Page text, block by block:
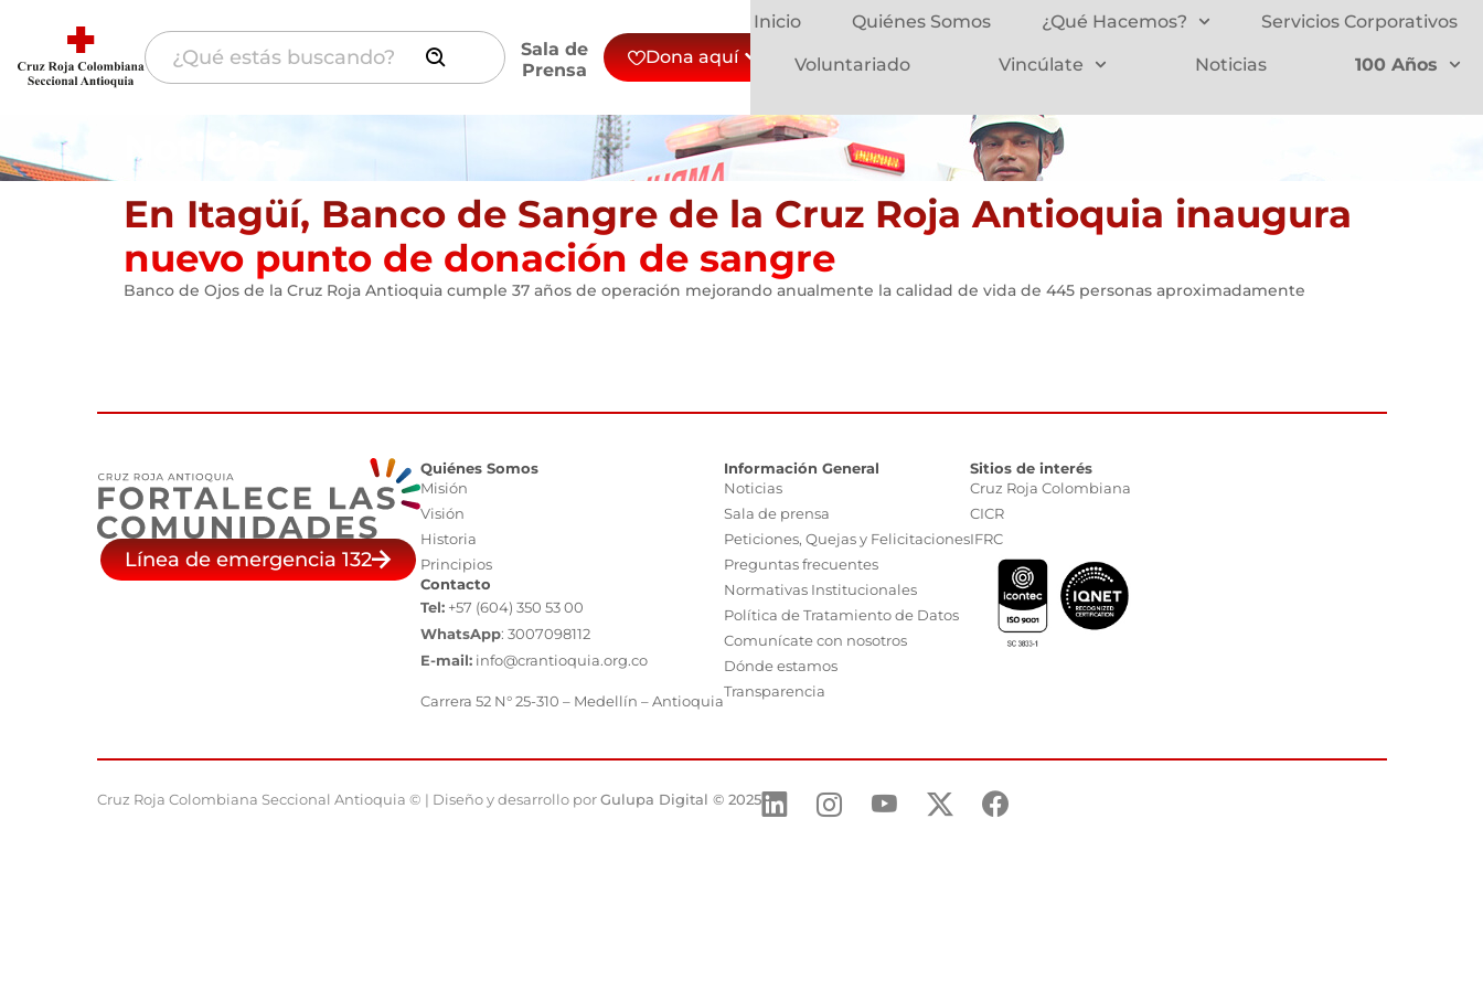
Sala de
Prensa
Dona aquí
Inicio Quiénes Somos ¿Qué Hacemos? Servicios Corporativos
Voluntariado Vincúlate Noticias 100 Años
Noticias
En Itagüí, Banco de Sangre de la Cruz Roja Antioquia inaugura
nuevo punto de donación de sangre
Banco de Ojos de la Cruz Roja Antioquia cumple 37 años de operación mejorando anualmente la calidad de vida de 445 personas aproximadamente
Línea de emergencia 132
Quiénes Somos
Misión
Visión
Historia
Principios
Contacto
Tel: +57 (604) 350 53 00
WhatsApp: 3007098112
E-mail: info@crantioquia.org.co
Carrera 52 N° 25-310 – Medellín – Antioquia
Información General
Noticias
Sala de prensa
Peticiones, Quejas y Felicitaciones
Preguntas frecuentes
Normativas Institucionales
Política de Tratamiento de Datos
Comunícate con nosotros
Dónde estamos
Transparencia
Sitios de interés
Cruz Roja Colombiana
CICR
IFRC
Cruz Roja Colombiana Seccional Antioquia © | Diseño y desarrollo porGulupa Digital © 2025